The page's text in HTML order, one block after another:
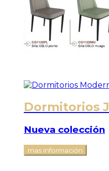
Dormitorios
Nueva colección
mas información